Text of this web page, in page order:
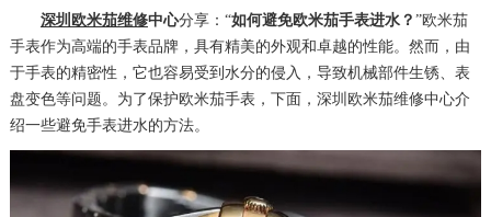
深圳欧米茄维修中心分享：“如何避免欧米茄手表进水？ ”欧米茄
手表作为高端的手表品牌，具有精美的外观和卓越的性能。然而，由
于手表的精密性，它也容易受到水分的侵入，导致机械部件生锈、表
盘变色等问题。为了保护欧米茄手表，下面，深圳欧米茄维修中心介
绍一些避免手表进水的方法。